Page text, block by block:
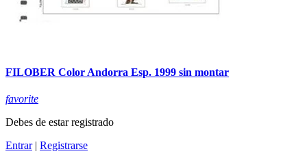
FILOBER Color Andorra Esp. 1999 sin montar
favorite
Debes de estar registrado
Entrar| Registrarse